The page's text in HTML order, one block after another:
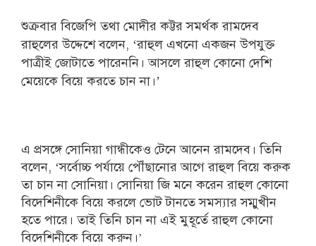
শুক্রবার বিজেপি তথা মোদীর কট্টর সমর্থক রামদেব
রাহুলের উদ্দেশে বলেন, ‘রাহুল এখনো একজন উপযুক্ত
পাত্রীই জোটাতে পারেননি। আসলে রাহুল কোনো দেশি
মেয়েকে বিয়ে করতে চান না।’
এ প্রসঙ্গে সোনিয়া গান্ধীকেও টেনে আনেন রামদেব। তিনি
বলেন, ‘সর্বোচ্চ পর্যায়ে পৌঁছানোর আগে রাহুল বিয়ে করুক
তা চান না সোনিয়া। সোনিয়া জি মনে করেন রাহুল কোনো
বিদেশিনীকে বিয়ে করলে ভোট টানতে সমস্যার সম্মুখীন
হতে পারে। তাই তিনি চান না এই মুহূর্তে রাহুল কোনো
বিদেশিনীকে বিয়ে করুন।’